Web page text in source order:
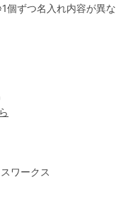
ワークス
ずつ名入れ内容が異な